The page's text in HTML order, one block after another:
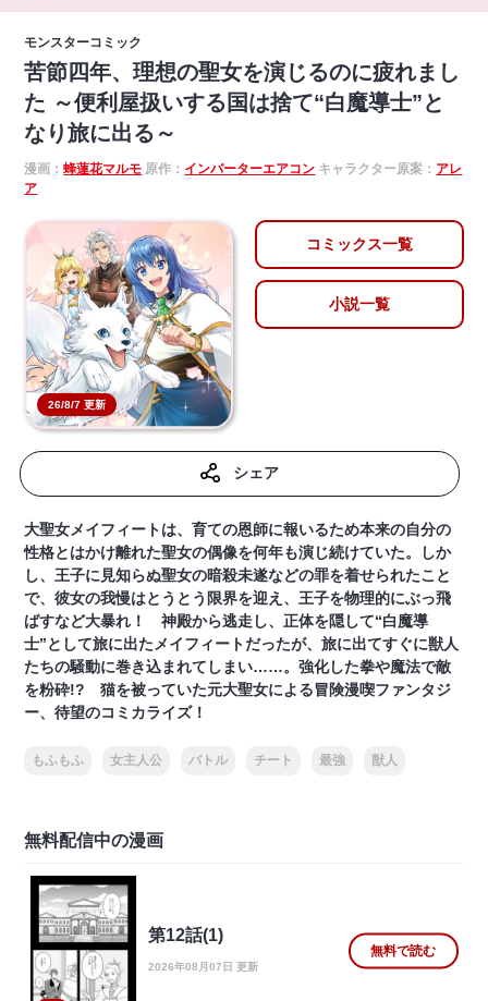
モンスターコミック
苦節四年、理想の聖女を演じるのに疲れまし
た ～便利屋扱いする国は捨て“白魔導士”と
なり旅に出る～
漫画：蜂蓮花マルモ 原作： インバーターエアコン キャラクター原案： アレ
ア
26/8/7 更新
コミックス一覧
小説一覧
シェア
大聖女メイフィートは、育ての恩師に報いるため本来の自分の
性格とはかけ離れた聖女の偶像を何年も演じ続けていた。しか
し、王子に見知らぬ聖女の暗殺未遂などの罪を着せられたこと
で、彼女の我慢はとうとう限界を迎え、王子を物理的にぶっ飛
ばすなど大暴れ！ 神殿から逃走し、正体を隠して“白魔導
士”として旅に出たメイフィートだったが、旅に出てすぐに獣人
たちの騒動に巻き込まれてしまい……。強化した拳や魔法で敵
を粉砕!? 猫を被っていた元大聖女による冒険漫喫ファンタジ
ー、待望のコミカライズ！
もふもふ 女主人公 バトル チート 最強 獣人
無料配信中の漫画
第12話(1)
2026年08月07日 更新
無料で読む